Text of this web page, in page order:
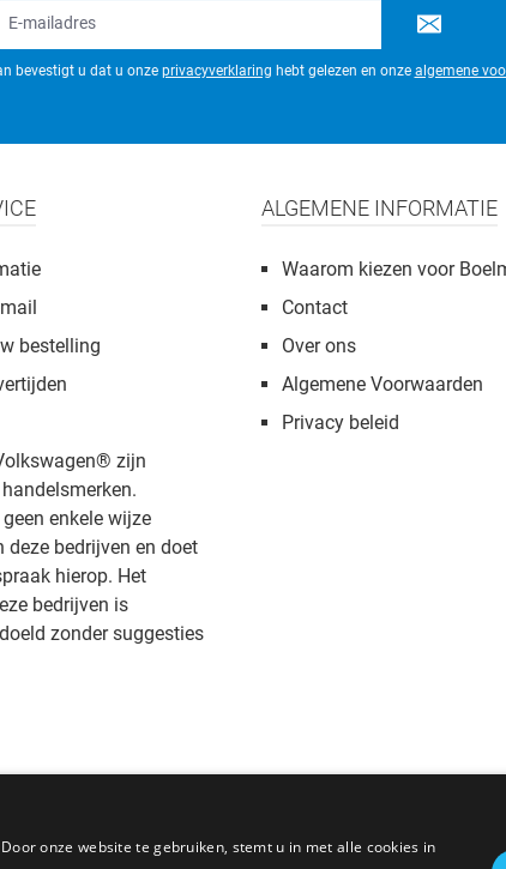
bevestigt u dat u onze privacyverklaring hebt gelezen en onze algemene
bestelling
zijn
enkele wijze
deze bedrijven en doet
hierop. Het
bedrijven is
zonder suggesties
ALGEMENE INFORMATIE
Waarom kiezen voor
Contact
Over ons
Algemene Voorwaarden
Privacy beleid
onze website te gebruiken, stemt u in met alle cookies in